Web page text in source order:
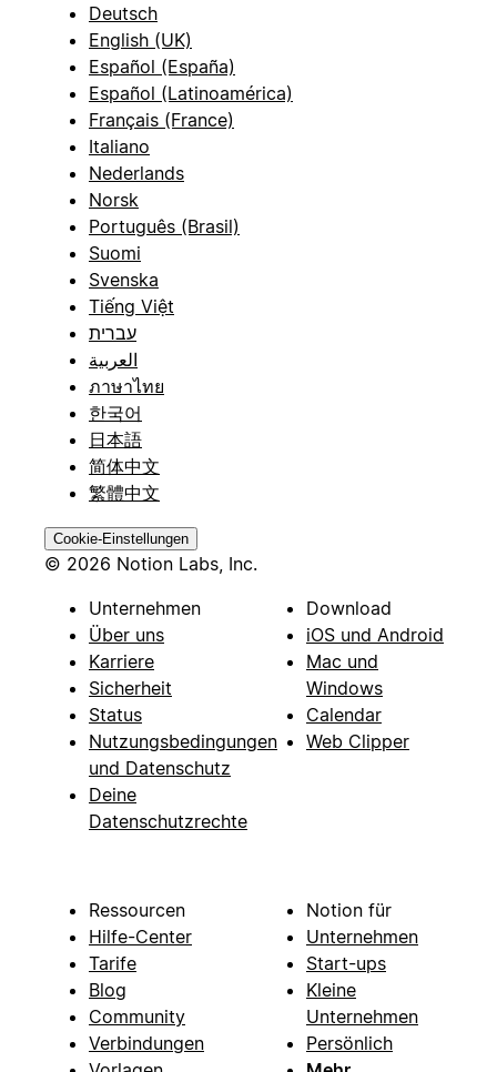
Deutsch
English (UK)
Español (España)
Español (Latinoamérica)
Français (France)
Italiano
Nederlands
Norsk
Português (Brasil)
Suomi
Svenska
Tiếng Việt
עברית
العربية
ภาษาไทย
한국어
日本語
简体中文
繁體中文
Cookie-Einstellungen
© 2026 Notion Labs, Inc.
Unternehmen
Über uns
Karriere
Sicherheit
Status
Nutzungsbedingungen
und Datenschutz
Deine
Datenschutzrechte
Download
iOS und Android
Mac und
Windows
Calendar
Web Clipper
Ressourcen
Hilfe-Center
Tarife
Blog
Community
Verbindungen
Notion für
Unternehmen
Start-ups
Kleine
Unternehmen
Persönlich